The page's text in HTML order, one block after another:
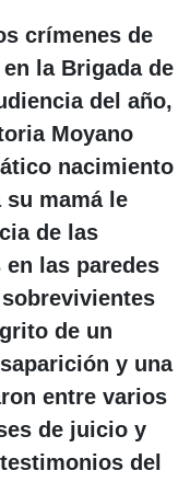
crímenes de
la Brigada de
del año,
Moyano
nacimiento
mamá le
de las
las paredes
de un
y una
entre varios
de juicio y
del